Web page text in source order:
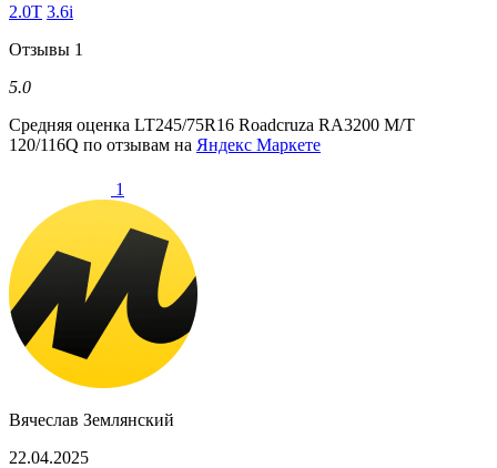
2.0T 3.6i
Отзывы 1
5.0
Средняя оценка LT245/75R16 Roadcruza RA3200 M/T
120/116Q по отзывам на Яндекс Маркете
1
Вячеслав Землянский
22.04.2025